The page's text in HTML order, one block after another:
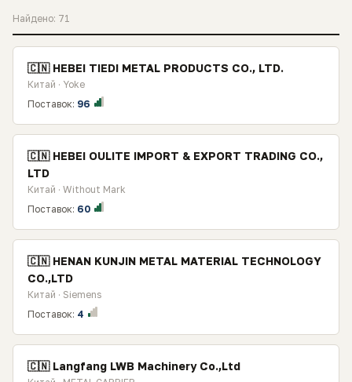
Найдено: 71
🇨🇳 HEBEI TIEDI METAL PRODUCTS CO., LTD.
Китай · Yoke
Поставок: 96
🇨🇳 HEBEI OULITE IMPORT & EXPORT TRADING CO.,
LTD
Китай · Without Mark
Поставок: 60
🇨🇳 HENAN KUNJIN METAL MATERIAL TECHNOLOGY
CO.,LTD
Китай · Siemens
Поставок: 4
🇨🇳 Langfang LWB Machinery Co.,Ltd